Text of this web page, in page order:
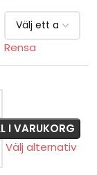
Rensa
I VARUKORG
Välj alternativ